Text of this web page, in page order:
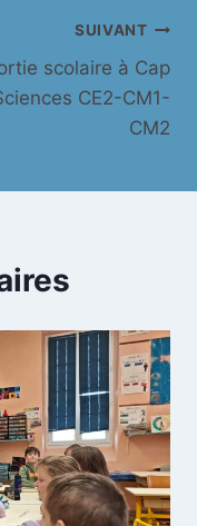
SUIVANT
scolaire à Cap
CE2-CM1-
CM2